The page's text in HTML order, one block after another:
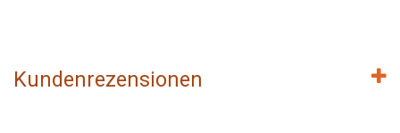
Kundenrezensionen